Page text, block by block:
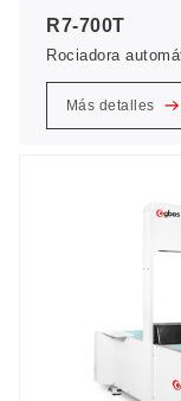
R7-700T
Rociadora
Más detalles